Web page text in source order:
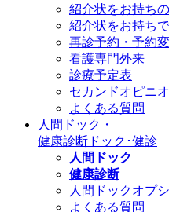
紹介状をお持ち
紹介状をお持ち
再診予約・予約
看護専門外来
診療予定表
セカンドオピニ
よくある質問
人間ドック・
健康診断 ドック･健診
人間ドック
健康診断
人間ドックオプ
よくある質問